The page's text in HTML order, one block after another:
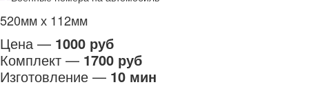
520мм х 112мм
Цена — 1000 руб
Комплект — 1700 руб
Изготовление — 10 мин